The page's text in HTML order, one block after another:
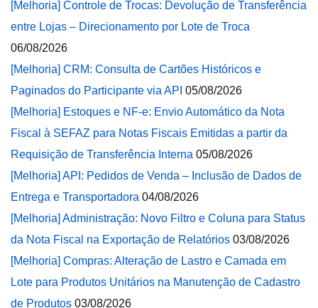
[Melhoria] Controle de Trocas: Devolução de Transferência
entre Lojas – Direcionamento por Lote de Troca
06/08/2026
[Melhoria] CRM: Consulta de Cartões Históricos e
Paginados do Participante via API 05/08/2026
[Melhoria] Estoques e NF-e: Envio Automático da Nota
Fiscal à SEFAZ para Notas Fiscais Emitidas a partir da
Requisição de Transferência Interna 05/08/2026
[Melhoria] API: Pedidos de Venda – Inclusão de Dados de
Entrega e Transportadora 04/08/2026
[Melhoria] Administração: Novo Filtro e Coluna para Status
da Nota Fiscal na Exportação de Relatórios 03/08/2026
[Melhoria] Compras: Alteração de Lastro e Camada em
Lote para Produtos Unitários na Manutenção de Cadastro
de Produtos 03/08/2026